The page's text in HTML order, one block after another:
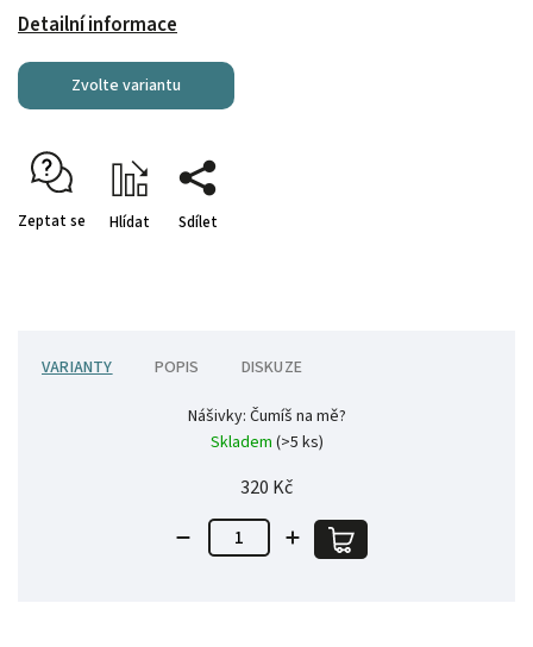
Detailní informace
Zvolte variantu
Zeptat se Hlídat Sdílet
VARIANTY POPIS DISKUZE
Nášivky: Čumíš na mě?
Skladem (>5 ks)
320 Kč